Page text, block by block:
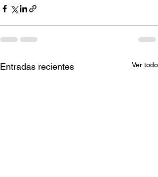
Entradas recientes Ver todo